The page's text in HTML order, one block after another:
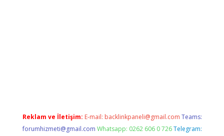
Reklam ve İletişim: E-mail: backlinkpaneli@gmail.com Teams:
forumhizmeti@gmail.com Whatsapp: 0262 606 0 726 Telegram: